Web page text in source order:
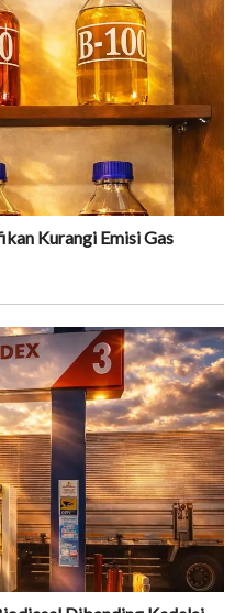
Kurangi Emisi Gas